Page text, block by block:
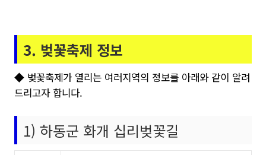
3. 벚꽃축제 정보
◆ 벚꽃축제가 열리는 여러지역의 정보를 아래와 같이 알려
드리고자 합니다.
1) 하동군 화개 십리벚꽃길